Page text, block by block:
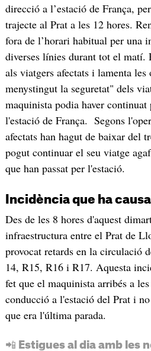
direcció a l’estació de França,
trajecte al Prat a les 12 hores.
fora de l’horari habitual per una
diverses línies durant tot el matí.
als viatgers afectats i lamenta
menystingut la seguretat" dels
maquinista podia haver
l'estació de França. Segons
afectats han hagut de baixar del
pogut continuar el seu viatge
que han passat per l'estació.
Incidència que ha
Des de les 8 hores d'aquest
infraestructura entre el Prat de
provocat retards en la circulació
14, R15, R16 i R17. Aquesta
fet que el maquinista arribés a
conducció a l'estació del Prat i
que era l'última parada.
📲 Estigues al dia amb les